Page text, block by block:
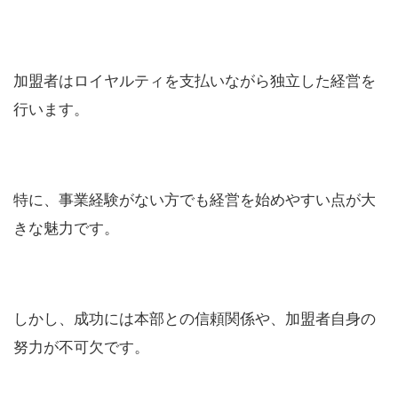
加盟者はロイヤルティを支払いながら独立した経営を
行います。
特に、事業経験がない方でも経営を始めやすい点が大
きな魅力です。
しかし、成功には本部との信頼関係や、加盟者自身の
努力が不可欠です。